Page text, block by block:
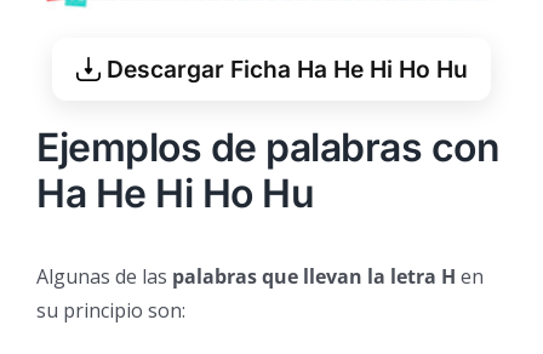
Descargar Ficha Ha He Hi Ho Hu
Ejemplos de palabras con
Ha He Hi Ho Hu
Algunas de las palabras que llevan la letra H en
su principio son: